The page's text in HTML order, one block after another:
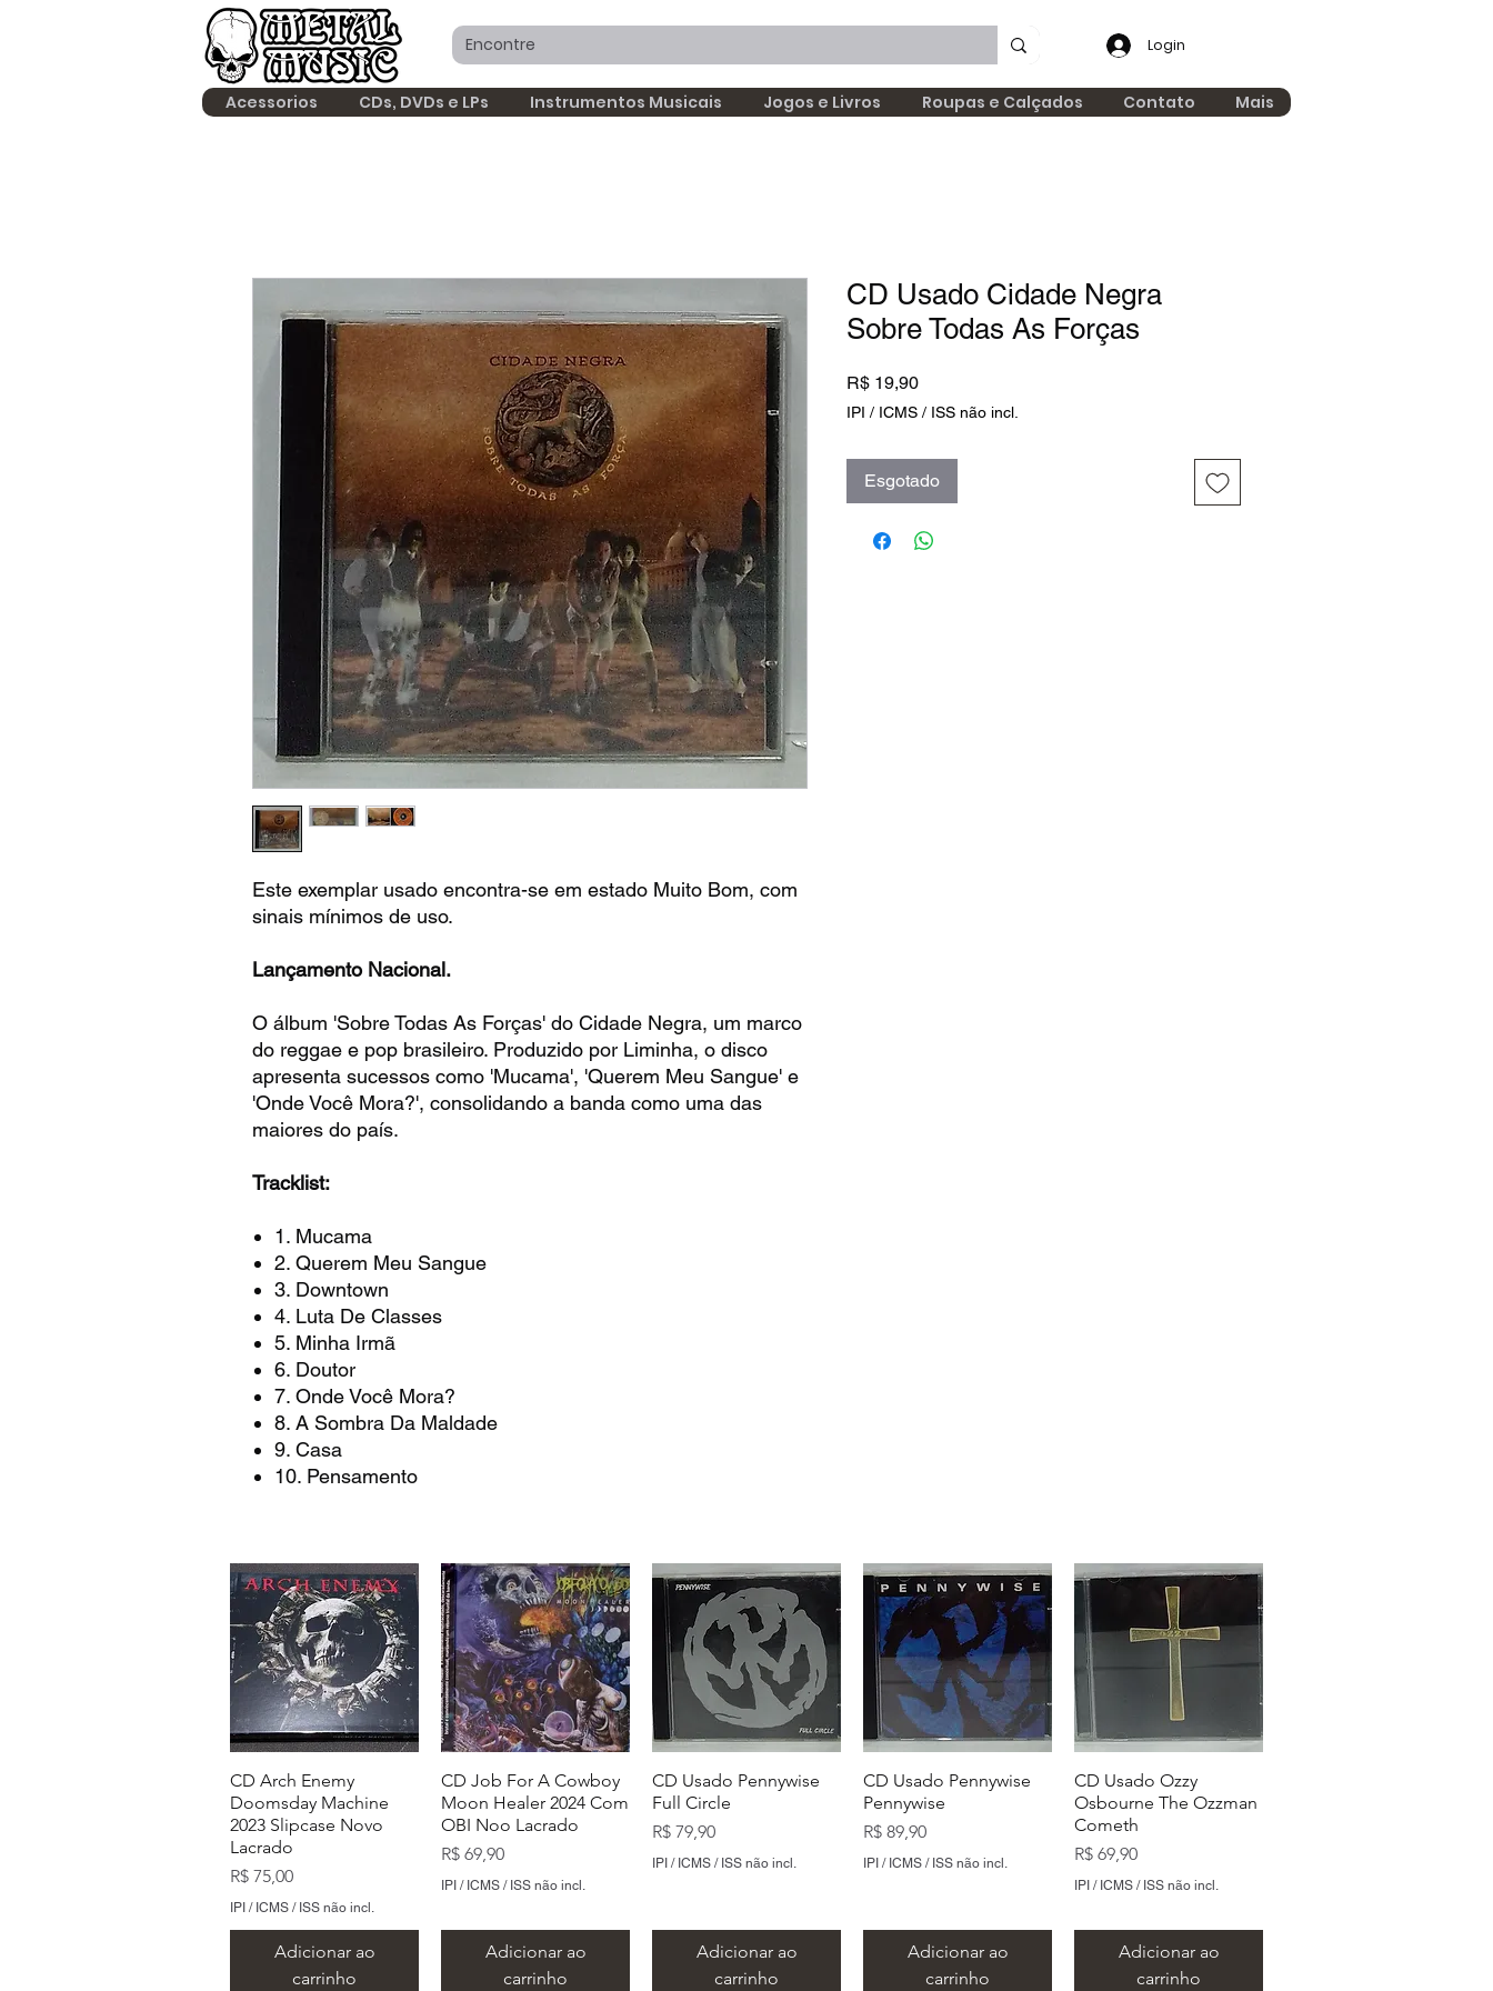
Login
Acessorios CDs, DVDs e LPs Instrumentos Musicais Jogos e Livros Roupas e Calçados Contato Mais
Este exemplar usado encontra-se em estado Muito Bom, com
sinais mínimos de uso.
Lançamento Nacional.
O álbum 'Sobre Todas As Forças' do Cidade Negra, um marco
do reggae e pop brasileiro. Produzido por Liminha, o disco
apresenta sucessos como 'Mucama', 'Querem Meu Sangue' e
'Onde Você Mora?', consolidando a banda como uma das
maiores do país.
Tracklist:
1. Mucama
2. Querem Meu Sangue
3. Downtown
4. Luta De Classes
5. Minha Irmã
6. Doutor
7. Onde Você Mora?
8. A Sombra Da Maldade
9. Casa
10. Pensamento
CD Usado Cidade Negra
Sobre Todas As Forças
R$ 19,90Preço
IPI / ICMS / ISS não incl.
Esgotado
CD Arch Enemy
Doomsday Machine
2023 Slipcase Novo
Lacrado
Preço
R$ 75,00
IPI / ICMS / ISS não incl.
Adicionar ao
carrinho
CD Job For A Cowboy
Moon Healer 2024 Com
OBI Noo Lacrado
Preço
R$ 69,90
IPI / ICMS / ISS não incl.
Adicionar ao
carrinho
CD Usado Pennywise
Full Circle
Preço
R$ 79,90
IPI / ICMS / ISS não incl.
Adicionar ao
carrinho
CD Usado Pennywise
Pennywise
Preço
R$ 89,90
IPI / ICMS / ISS não incl.
Adicionar ao
carrinho
CD Usado Ozzy
Osbourne The Ozzman
Cometh
Preço
R$ 69,90
IPI / ICMS / ISS não incl.
Adicionar ao
carrinho